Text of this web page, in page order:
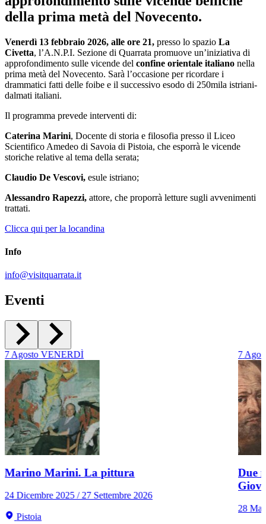
della prima metà del Novecento.
Venerdì 13 febbraio 2026, alle ore 21, presso lo spazio La
Civetta, l’A.N.P.I. Sezione di Quarrata promuove un’iniziativa di
approfondimento sulle vicende del confine orientale italiano nella
prima metà del Novecento. Sarà l’occasione per ricordare i
drammatici fatti delle foibe e il successivo esodo di 250mila istriani-
dalmati italiani.
Il programma prevede interventi di:
Caterina Marini, Docente di storia e filosofia presso il Liceo
Scientifico Amedeo di Savoia di Pistoia, che esporrà le vicende
storiche relative al tema della serata;
Claudio De Vescovi, esule istriano;
Alessandro Rapezzi, attore, che proporrà letture sugli avvenimenti
trattati.
Clicca qui per la locandina
Info
info@visitquarrata.it
Eventi
7Agosto VENERDÌ
Marino Marini. La pittura
24 Dicembre 2025 / 27 Settembre 2026
Pistoia
7
Due
28